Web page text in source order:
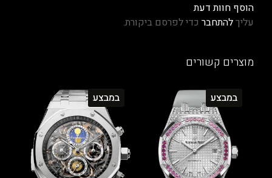
הוסף חוות דעת
עליךלהתחבר כדי לפרסם ביקורת.
מוצרים קשורים
במבצע במבצע